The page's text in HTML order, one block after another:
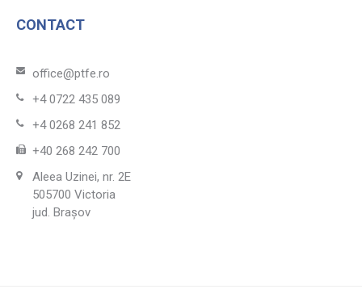
CONTACT
office@ptfe.ro
+4 0722 435 089
+4 0268 241 852
+40 268 242 700
Aleea Uzinei, nr. 2E
505700 Victoria
jud. Brașov